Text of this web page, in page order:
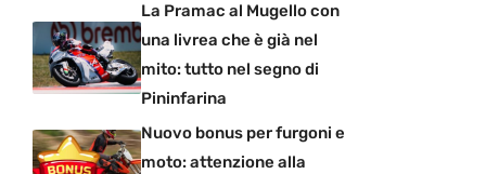
La Pramac al Mugello con
una livrea che è già nel
mito: tutto nel segno di
Pininfarina
Nuovo bonus per furgoni e
moto: attenzione alla